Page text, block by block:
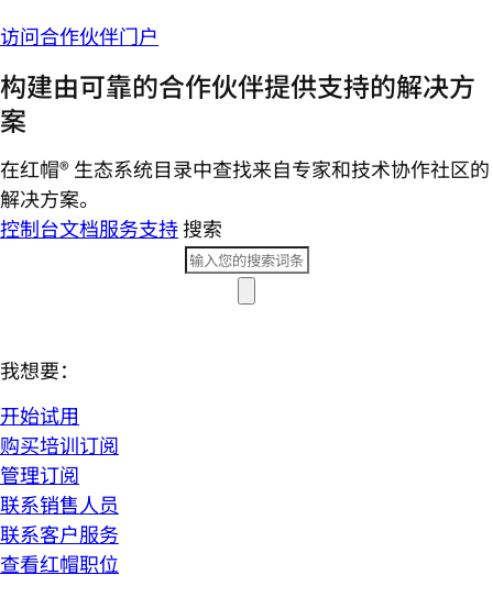
访问合作伙伴门户
构建由可靠的合作伙伴提供支持的解决方
案
在红帽® 生态系统目录中查找来自专家和技术协作社区的
解决方案。
控制台文档服务支持搜索
我想要：
开始试用
购买培训订阅
管理订阅
联系销售人员
联系客户服务
查看红帽职位